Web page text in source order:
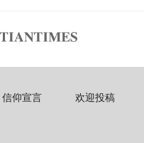
信仰宣言
欢迎投稿